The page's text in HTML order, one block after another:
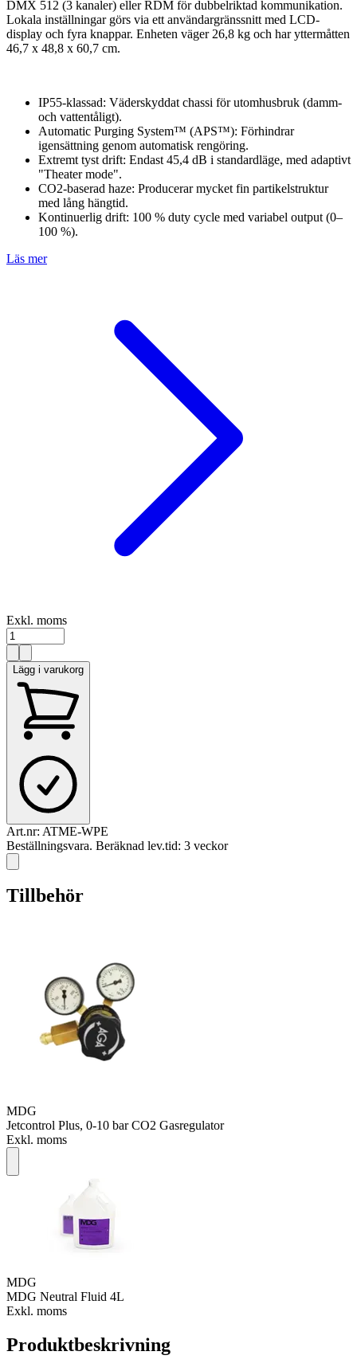
DMX 512 (3 kanaler) eller RDM för dubbelriktad kommunikation.
Lokala inställningar görs via ett användargränssnitt med LCD-
display och fyra knappar. Enheten väger 26,8 kg och har yttermåtten
46,7 x 48,8 x 60,7 cm.
IP55-klassad: Väderskyddat chassi för utomhusbruk (damm-
och vattentåligt).
Automatic Purging System™ (APS™): Förhindrar
igensättning genom automatisk rengöring.
Extremt tyst drift: Endast 45,4 dB i standardläge, med adaptivt
"Theater mode".
CO2-baserad haze: Producerar mycket fin partikelstruktur
med lång hängtid.
Kontinuerlig drift: 100 % duty cycle med variabel output (0–
100 %).
Läs mer
Exkl. moms
Lägg i varukorg
Art.nr: ATME-WPE
Beställningsvara. Beräknad lev.tid: 3 veckor
Tillbehör
MDG
Jetcontrol Plus, 0-10 bar CO2 Gasregulator
Exkl. moms
MDG
MDG Neutral Fluid 4L
Exkl. moms
Produktbeskrivning